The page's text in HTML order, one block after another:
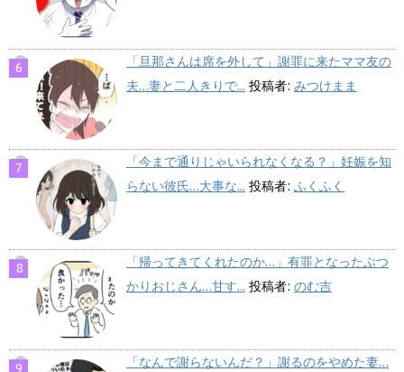
「旦那さんは席を外して」謝罪に来たママ友の
夫…妻と二人きりで... 投稿者: みつけまま
「今まで通りじゃいられなくなる？」妊娠を知
らない彼氏…大事な... 投稿者: ふくふく
「帰ってきてくれたのか…」有罪となったぶつ
かりおじさん…甘す... 投稿者: のむ吉
「なんで謝らないんだ？」謝るのをやめた妻…